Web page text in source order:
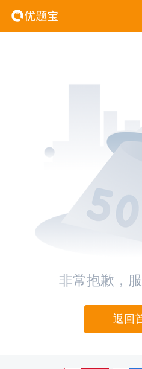
非常抱歉，
返回